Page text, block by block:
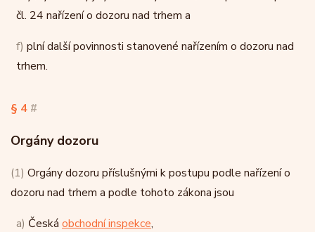
čl. 24 nařízení o dozoru nad trhem a
f) plní další povinnosti stanovené nařízením o dozoru nad
trhem.
§ 4 #
Orgány dozoru
(1) Orgány dozoru příslušnými k postupu podle nařízení o
dozoru nad trhem a podle tohoto zákona jsou
a) Česká obchodní inspekce,